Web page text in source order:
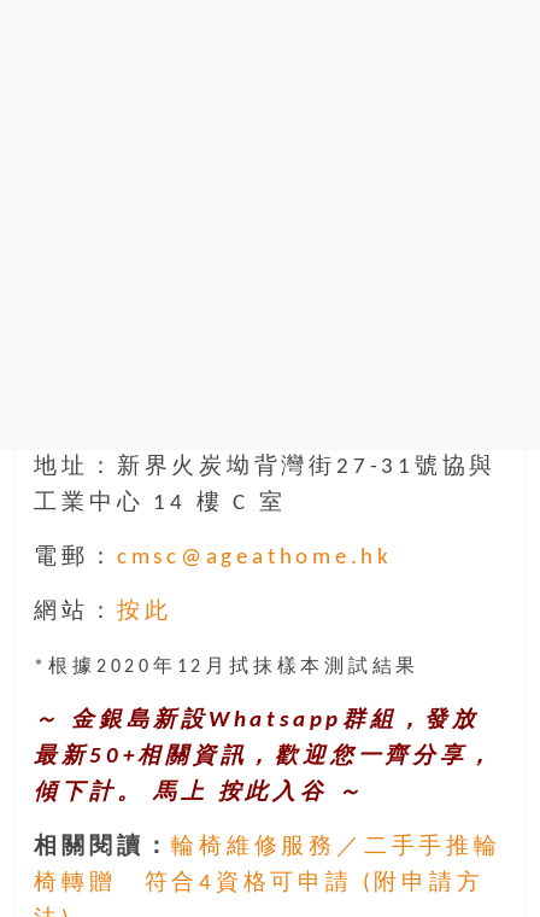
地址：新界火炭坳背灣街27-31號協與
工業中心 14 樓 C 室
電郵： cmsc@ageathome.hk
網站： 按此
*根據2020年12月拭抹樣本測試結果
～ 金銀島新設Whatsapp群組，發放
最新50+相關資訊，歡迎您一齊分享，
傾下計。 馬上 按此入谷 ～
相關閱讀：輪椅維修服務／二手手推輪
椅轉贈 符合4資格可申請 (附申請方